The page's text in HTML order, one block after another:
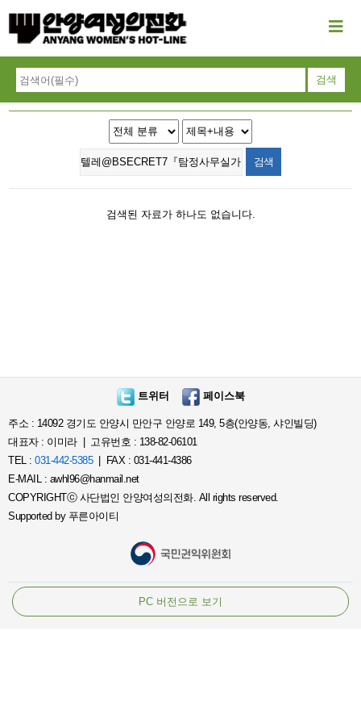
검색된 자료가 하나도 없습니다.
트위터 페이스북
주소 : 14092 경기도 안양시 만안구 안양로 149, 5층(안양동, 샤인빌딩)
대표자 : 이미라 | 고유번호 : 138-82-06101
TEL : 031-442-5385| FAX : 031-441-4386
E-MAIL : awhl96@hanmail.net
COPYRIGHTⓒ 사단법인 안양여성의전화. All rights reserved.
Supported by 푸른아이티
PC 버전으로 보기